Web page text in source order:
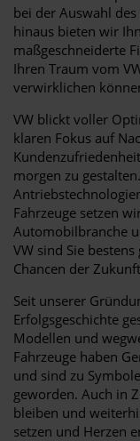
bei der Auswahl
hinaus bieten wir
maßgeschneiderte
Ihren Traum vom
verwirklichen
VW blickt voller
klaren Fokus auf
morgen zu
Fahrzeuge setzen
Automobilbranche
VW sind Sie
Chancen der
Seit unserer
Erfolgsgeschichte
Modellen und
Fahrzeuge haben
und sind zu
geworden. Auch in
bleiben und
setzen und Herzen